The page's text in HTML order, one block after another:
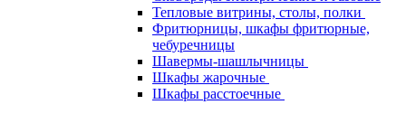
Тепловые витрины, столы, полки
Фритюрницы, шкафы фритюрные,
чебуречницы
Шавермы-шашлычницы
Шкафы жарочные
Шкафы расстоечные